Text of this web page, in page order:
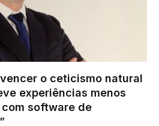
o ceticismo natural
experiências menos
software de